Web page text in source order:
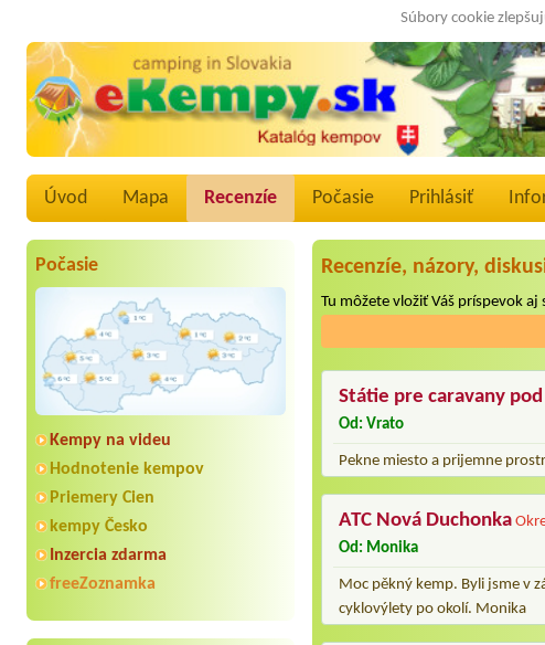
Súbory cookie
Úvod Mapa Recenzíe Počasie Prihlásiť
Počasie
Kempy na videu
Hodnotenie kempov
Priemery Cien
kempy Česko
Inzercia zdarma
freeZoznamka
Recenzíe, názory,
Tu môžete vložiť Váš príspevok
Státie pre caravany
Od: Vrato
Pekne miesto a prijemne
ATC Nová Duchonka
Od: Monika
Moc pěkný kemp. Byli jsme v
cyklovýlety po okolí. Monika